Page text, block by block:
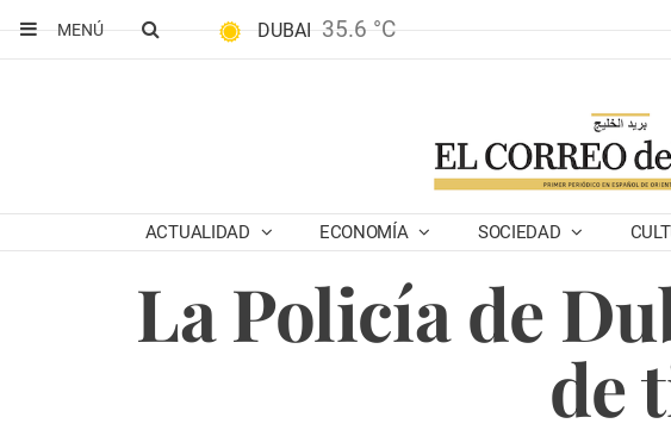
MENÚ
DUBAI 35.6 °C
ACTUALIDAD ECONOMÍA SOCIEDAD
La Policía de
de